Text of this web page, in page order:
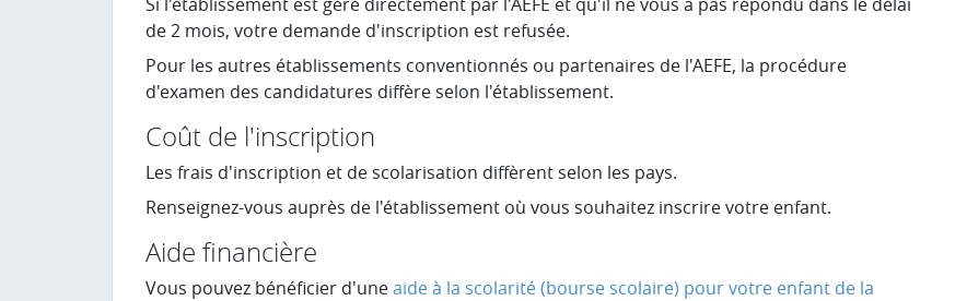
de 2 mois, votre demande d'inscription est refusée.
Pour les autres établissements conventionnés ou partenaires de l'AEFE, la procédure
d'examen des candidatures diffère selon l'établissement.
Coût de l'inscription
Les frais d'inscription et de scolarisation diffèrent selon les pays.
Renseignez-vous auprès de l'établissement où vous souhaitez inscrire votre enfant.
Aide financière
Vous pouvez bénéficier d'uneaide à la scolarité (bourse scolaire) pour votre enfant de la